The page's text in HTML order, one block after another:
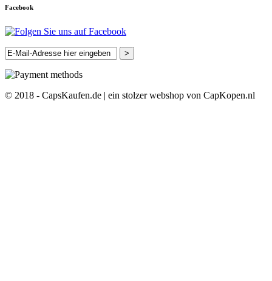
Facebook
>
© 2018 - CapsKaufen.de | ein stolzer webshop von CapKopen.nl